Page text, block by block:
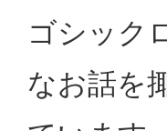
ゴシック
なお話を